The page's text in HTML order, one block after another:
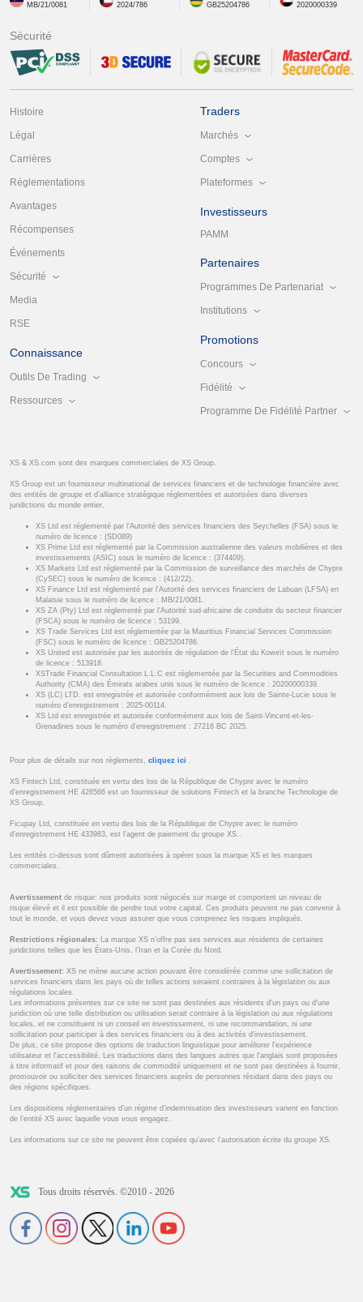
MB/21/0081
2024/786
GB25204786
2020000339
Sécurité
Histoire
Légal
Carrières
Réglementations
Avantages
Récompenses
Événements
Sécurité
Media
RSE
Connaissance
Outils De Trading
Ressources
Traders
Marchés
Comptes
Plateformes
Investisseurs
PAMM
Partenaires
Programmes De Partenariat
Institutions
Promotions
Concours
Fidélité
Programme De Fidélité Partner
XS & XS.com sont des marques commerciales de XS Group.
XS Group est un fournisseur multinational de services financiers et de technologie financière avec
des entités de groupe et d’alliance stratégique réglementées et autorisées dans diverses
juridictions du monde entier.
XS Ltd est réglementé par l'Autorité des services financiers des Seychelles (FSA) sous le
numéro de licence : (SD089)
XS Prime Ltd est réglementé par la Commission australienne des valeurs mobilières et des
investissements (ASIC) sous le numéro de licence : (374409).
XS Markets Ltd est réglementé par la Commission de surveillance des marchés de Chypre
(CySEC) sous le numéro de licence : (412/22).
XS Finance Ltd est réglementé par l'Autorité des services financiers de Labuan (LFSA) en
Malaisie sous le numéro de licence : MB/21/0081.
XS ZA (Pty) Ltd est réglementé par l'Autorité sud-africaine de conduite du secteur financier
(FSCA) sous le numéro de licence : 53199.
XS Trade Services Ltd est réglementée par la Mauritius Financial Services Commission
(FSC) sous le numéro de licence : GB25204786.
XS United est autorisée par les autorités de régulation de l’État du Koweït sous le numéro
de licence : 513918.
XSTrade Financial Consultation L.L.C est réglementée par la Securities and Commodities
Authority (CMA) des Émirats arabes unis sous le numéro de licence : 20200000339.
XS (LC) LTD. est enregistrée et autorisée conformément aux lois de Sainte-Lucie sous le
numéro d’enregistrement : 2025-00114.
XS Ltd est enregistrée et autorisée conformément aux lois de Saint-Vincent-et-les-
Grenadines sous le numéro d’enregistrement : 27216 BC 2025.
Pour plus de détails sur nos règlements, cliquez ici .
XS Fintech Ltd, constituée en vertu des lois de la République de Chypre avec le numéro
d’enregistrement HE 426566 est un fournisseur de solutions Fintech et la branche Technologie de
XS Group.
Ficupay Ltd, constituée en vertu des lois de la République de Chypre avec le numéro
d’enregistrement HE 433983, est l’agent de paiement du groupe XS..
Les entités ci-dessus sont dûment autorisées à opérer sous la marque XS et les marques
commerciales.
Avertissement de risque: nos produits sont négociés sur marge et comportent un niveau de
risque élevé et il est possible de perdre tout votre capital. Ces produits peuvent ne pas convenir à
tout le monde, et vous devez vous assurer que vous comprenez les risques impliqués.
Restrictions régionales: La marque XS n’offre pas ses services aux résidents de certaines
juridictions telles que les États-Unis, l’Iran et la Corée du Nord.
Avertissement: XS ne mène aucune action pouvant être considérée comme une sollicitation de
services financiers dans les pays où de telles actions seraient contraires à la législation ou aux
régulations locales.
Les informations présentes sur ce site ne sont pas destinées aux résidents d'un pays ou d'une
juridiction où une telle distribution ou utilisation serait contraire à la législation ou aux régulations
locales, et ne constituent ni un conseil en investissement, ni une recommandation, ni une
sollicitation pour participer à des services financiers ou à des activités d'investissement.
De plus, ce site propose des options de traduction linguistique pour améliorer l'expérience
utilisateur et l'accessibilité. Les traductions dans des langues autres que l'anglais sont proposées
à titre informatif et pour des raisons de commodité uniquement et ne sont pas destinées à fournir,
promouvoir ou solliciter des services financiers auprès de personnes résidant dans des pays ou
des régions spécifiques.
Les dispositions réglementaires d’un régime d’indemnisation des investisseurs varient en fonction
de l’entité XS avec laquelle vous vous engagez.
Les informations sur ce site ne peuvent être copiées qu’avec l’autorisation écrite du groupe XS.
Tous droits réservés. ©2010 - 2026